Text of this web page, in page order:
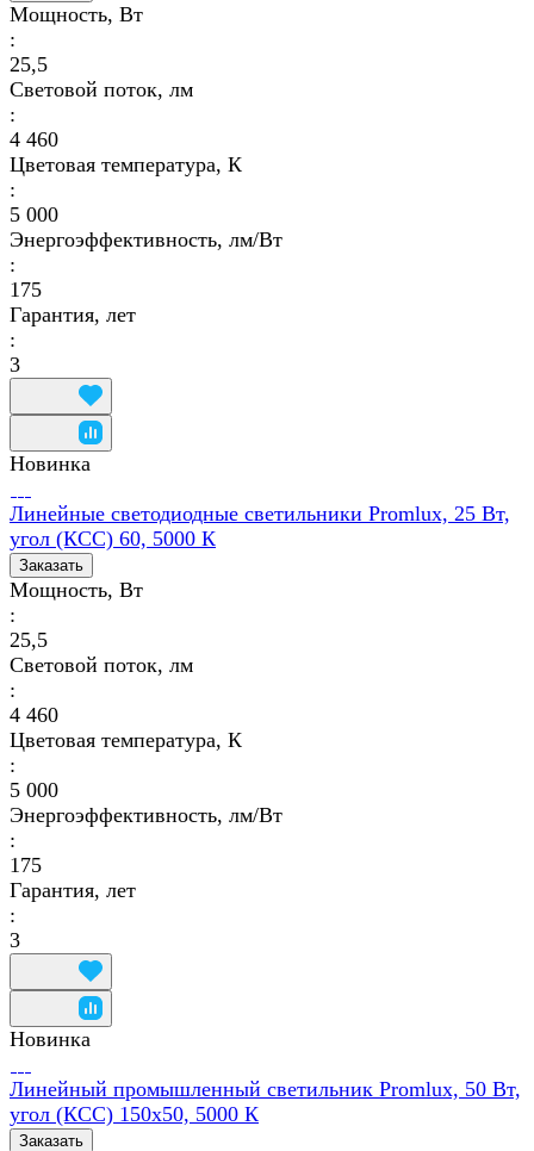
Мощность, Вт
:
25,5
Световой поток, лм
:
4 460
Цветовая температура, К
:
5 000
Энергоэффективность, лм/Вт
:
175
Гарантия, лет
:
3
Новинка
Линейные светодиодные светильники Promlux, 25 Вт,
угол (КСС) 60, 5000 К
Заказать
Мощность, Вт
:
25,5
Световой поток, лм
:
4 460
Цветовая температура, К
:
5 000
Энергоэффективность, лм/Вт
:
175
Гарантия, лет
:
3
Новинка
Линейный промышленный светильник Promlux, 50 Вт,
угол (КСС) 150х50, 5000 К
Заказать